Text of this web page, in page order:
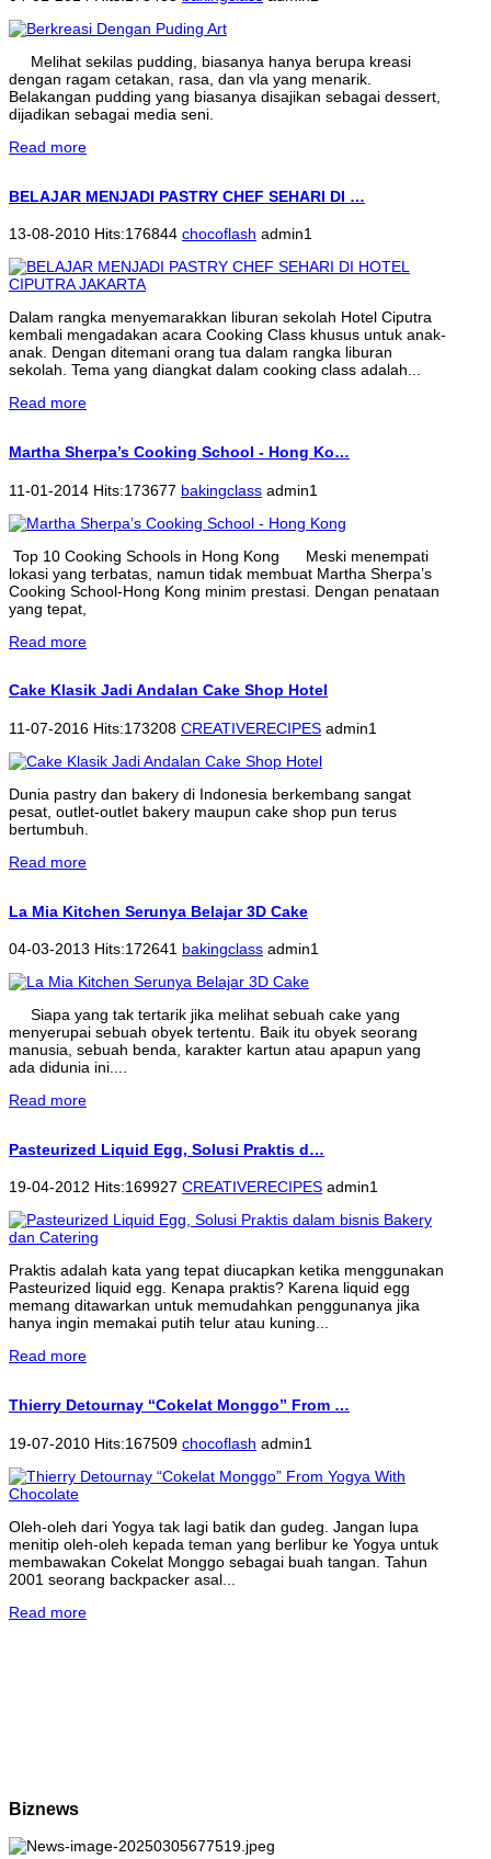
Melihat sekilas pudding, biasanya hanya berupa kreasi
dengan ragam cetakan, rasa, dan vla yang menarik.
Belakangan pudding yang biasanya disajikan sebagai dessert,
dijadikan sebagai media seni.
Read more
BELAJAR MENJADI PASTRY CHEF SEHARI DI …
13-08-2010 Hits:176844 chocoflash admin1
Dalam rangka menyemarakkan liburan sekolah Hotel Ciputra
kembali mengadakan acara Cooking Class khusus untuk anak-
anak. Dengan ditemani orang tua dalam rangka liburan
sekolah. Tema yang diangkat dalam cooking class adalah...
Read more
Martha Sherpa’s Cooking School - Hong Ko…
11-01-2014 Hits:173677 bakingclass admin1
Top 10 Cooking Schools in Hong Kong Meski menempati
lokasi yang terbatas, namun tidak membuat Martha Sherpa’s
Cooking School-Hong Kong minim prestasi. Dengan penataan
yang tepat,
Read more
Cake Klasik Jadi Andalan Cake Shop Hotel
11-07-2016 Hits:173208 CREATIVERECIPES admin1
Dunia pastry dan bakery di Indonesia berkembang sangat
pesat, outlet-outlet bakery maupun cake shop pun terus
bertumbuh.
Read more
La Mia Kitchen Serunya Belajar 3D Cake
04-03-2013 Hits:172641 bakingclass admin1
Siapa yang tak tertarik jika melihat sebuah cake yang
menyerupai sebuah obyek tertentu. Baik itu obyek seorang
manusia, sebuah benda, karakter kartun atau apapun yang
ada didunia ini....
Read more
Pasteurized Liquid Egg, Solusi Praktis d…
19-04-2012 Hits:169927 CREATIVERECIPES admin1
Praktis adalah kata yang tepat diucapkan ketika menggunakan
Pasteurized liquid egg. Kenapa praktis? Karena liquid egg
memang ditawarkan untuk memudahkan penggunanya jika
hanya ingin memakai putih telur atau kuning...
Read more
Thierry Detournay “Cokelat Monggo” From …
19-07-2010 Hits:167509 chocoflash admin1
Oleh-oleh dari Yogya tak lagi batik dan gudeg. Jangan lupa
menitip oleh-oleh kepada teman yang berlibur ke Yogya untuk
membawakan Cokelat Monggo sebagai buah tangan. Tahun
2001 seorang backpacker asal...
Read more
Biznews